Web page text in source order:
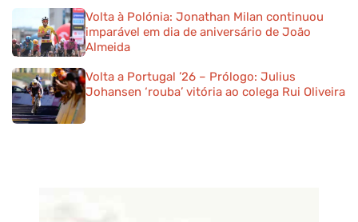
Volta à Polónia: Jonathan Milan continuou
imparável em dia de aniversário de João
Almeida
Volta a Portugal ’26 – Prólogo: Julius
Johansen ‘rouba’ vitória ao colega Rui Oliveira